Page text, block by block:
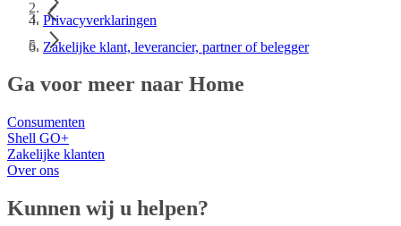
Privacyverklaringen
Zakelijke klant, leverancier, partner of belegger
Ga voor meer naar Home
Consumenten
Shell GO+
Zakelijke klanten
Over ons
Kunnen wij u helpen?